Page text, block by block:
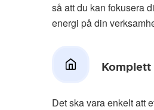
så att du kan fokusera
energi på din
Det ska vara enkelt att